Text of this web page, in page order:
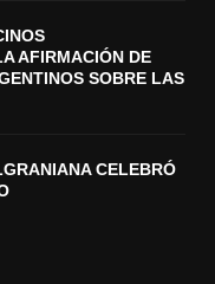
AFIRMACIÓN DE
SOBRE LAS
CELEBRÓ